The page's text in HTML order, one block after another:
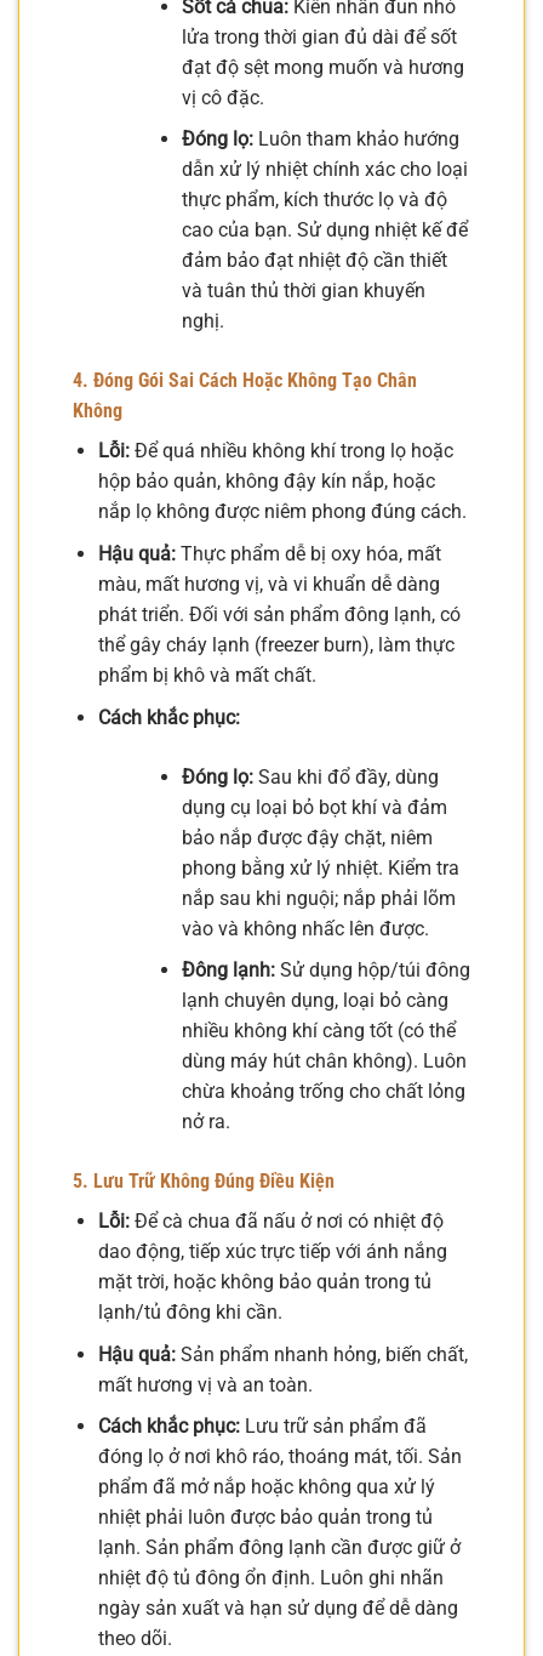
Sốt cà chua:Kiên nhẫn đun nhỏ
lửa trong thời gian đủ dài để sốt
đạt độ sệt mong muốn và hương
vị cô đặc.
Đóng lọ:Luôn tham khảo hướng
dẫn xử lý nhiệt chính xác cho loại
thực phẩm, kích thước lọ và độ
cao của bạn. Sử dụng nhiệt kế để
đảm bảo đạt nhiệt độ cần thiết
và tuân thủ thời gian khuyến
nghị.
4. Đóng Gói Sai Cách Hoặc Không Tạo Chân
Không
Lỗi:Để quá nhiều không khí trong lọ hoặc
hộp bảo quản, không đậy kín nắp, hoặc
nắp lọ không được niêm phong đúng cách.
Hậu quả:Thực phẩm dễ bị oxy hóa, mất
màu, mất hương vị, và vi khuẩn dễ dàng
phát triển. Đối với sản phẩm đông lạnh, có
thể gây cháy lạnh (freezer burn), làm thực
phẩm bị khô và mất chất.
Cách khắc phục:
Đóng lọ:Sau khi đổ đầy, dùng
dụng cụ loại bỏ bọt khí và đảm
bảo nắp được đậy chặt, niêm
phong bằng xử lý nhiệt. Kiểm tra
nắp sau khi nguội; nắp phải lõm
vào và không nhấc lên được.
Đông lạnh:Sử dụng hộp/túi đông
lạnh chuyên dụng, loại bỏ càng
nhiều không khí càng tốt (có thể
dùng máy hút chân không). Luôn
chừa khoảng trống cho chất lỏng
nở ra.
5. Lưu Trữ Không Đúng Điều Kiện
Lỗi:Để cà chua đã nấu ở nơi có nhiệt độ
dao động, tiếp xúc trực tiếp với ánh nắng
mặt trời, hoặc không bảo quản trong tủ
lạnh/tủ đông khi cần.
Hậu quả:Sản phẩm nhanh hỏng, biến chất,
mất hương vị và an toàn.
Cách khắc phục:Lưu trữ sản phẩm đã
đóng lọ ở nơi khô ráo, thoáng mát, tối. Sản
phẩm đã mở nắp hoặc không qua xử lý
nhiệt phải luôn được bảo quản trong tủ
lạnh. Sản phẩm đông lạnh cần được giữ ở
nhiệt độ tủ đông ổn định. Luôn ghi nhãn
ngày sản xuất và hạn sử dụng để dễ dàng
theo dõi.